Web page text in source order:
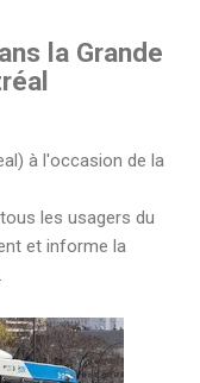
la Grande
à l'occasion de la
les usagers du
et informe la